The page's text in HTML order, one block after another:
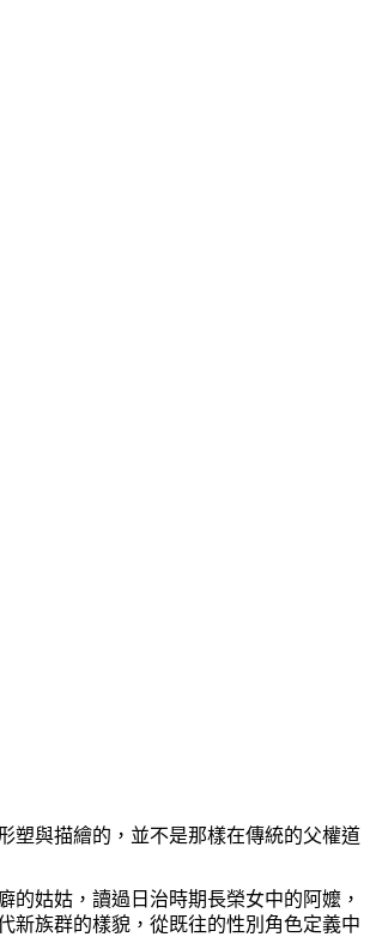
與描繪的，並不是那樣在傳統的父權道
姑姑，讀過日治時期長榮女中的阿嬤，
新族群的樣貌，從既往的性別角色定義中